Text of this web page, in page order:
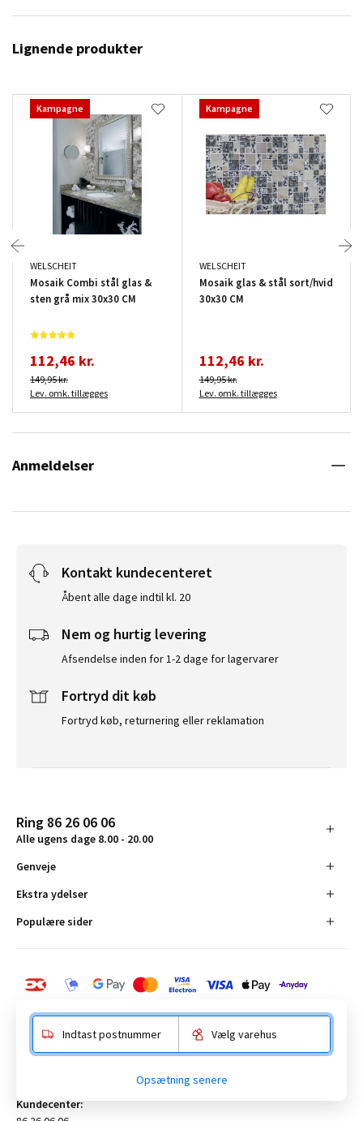
Lignende produkter
Kampagne
WELSCHEIT
Mosaik Combi stål glas &
sten grå mix 30x30 CM
112,46 kr.
149,95 kr.
Lev. omk. tillægges
Kampagne
WELSCHEIT
Mosaik glas & stål sort/hvid
30x30 CM
112,46 kr.
149,95 kr.
Lev. omk. tillægges
Anmeldelser
Kontakt kundecenteret
Åbent alle dage indtil kl. 20
Nem og hurtig levering
Afsendelse inden for 1-2 dage for lagervarer
Fortryd dit køb
Fortryd køb, returnering eller reklamation
Ring 86 26 06 06
Alle ugens dage 8.00 - 20.00
Genveje
Ekstra ydelser
Populære sider
Anelystparken 16, 8381 Tilst. CVR-nummer 19555305
Kundecenter:
Indtast postnummer Vælg varehus
Opsætning senere